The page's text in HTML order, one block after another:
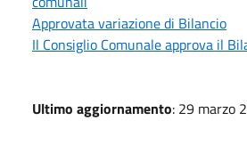
Approvata variazione di Bilancio
Il Consiglio Comunale approva il
Ultimo aggiornamento: 29 marzo